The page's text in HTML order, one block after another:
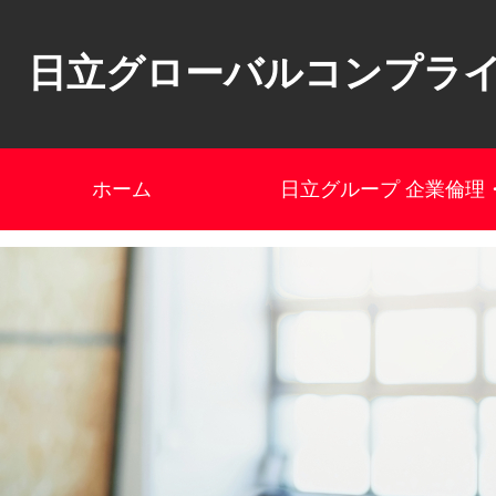
日立グローバルコンプラ
ホーム 日立グループ 企業倫理